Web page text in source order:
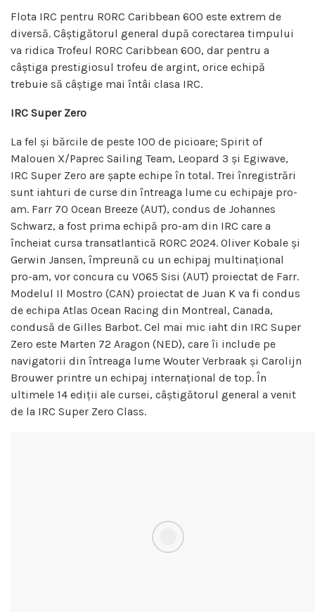
Flota IRC pentru RORC Caribbean 600 este extrem de
diversă. Câștigătorul general după corectarea timpului
va ridica Trofeul RORC Caribbean 600, dar pentru a
câștiga prestigiosul trofeu de argint, orice echipă
trebuie să câștige mai întâi clasa IRC.
IRC Super Zero
La fel și bărcile de peste 100 de picioare; Spirit of
Malouen X/Paprec Sailing Team, Leopard 3 și Egiwave,
IRC Super Zero are șapte echipe în total. Trei înregistrări
sunt iahturi de curse din întreaga lume cu echipaje pro-
am. Farr 70 Ocean Breeze (AUT), condus de Johannes
Schwarz, a fost prima echipă pro-am din IRC care a
încheiat cursa transatlantică RORC 2024. Oliver Kobale și
Gerwin Jansen, împreună cu un echipaj multinațional
pro-am, vor concura cu VO65 Sisi (AUT) proiectat de Farr.
Modelul Il Mostro (CAN) proiectat de Juan K va fi condus
de echipa Atlas Ocean Racing din Montreal, Canada,
condusă de Gilles Barbot. Cel mai mic iaht din IRC Super
Zero este Marten 72 Aragon (NED), care îi include pe
navigatorii din întreaga lume Wouter Verbraak și Carolijn
Brouwer printre un echipaj internațional de top. În
ultimele 14 ediții ale cursei, câștigătorul general a venit
de la IRC Super Zero Class.